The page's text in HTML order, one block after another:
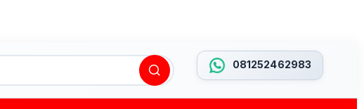
081252462983